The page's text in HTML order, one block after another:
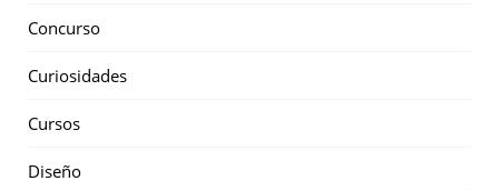
Concurso
Curiosidades
Cursos
Diseño